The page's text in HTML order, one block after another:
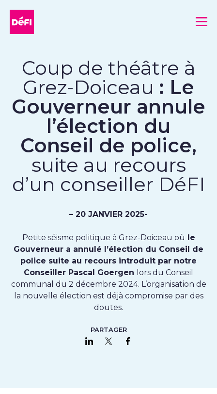
Coup de théâtre à
Grez-Doiceau : Le
Gouverneur annule
l’élection du
Conseil de police,
suite au recours
d’un conseiller DéFI
– 20 JANVIER 2025-
Petite séisme politique à Grez-Doiceau où le
Gouverneur a annulé l’élection du Conseil de
police suite au recours introduit par notre
Conseiller Pascal Goergen lors du Conseil
communal du 2 décembre 2024. L’organisation de
la nouvelle élection est déjà compromise par des
doutes.
PARTAGER
Partager sur LinkedIn
Partager sur Twitter